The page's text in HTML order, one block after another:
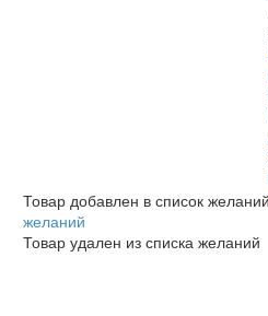
Товар добавлен в список желаний
желаний
Товар удален из списка желаний